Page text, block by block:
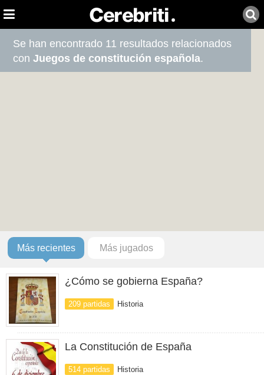
Se han encontrado 11 resultados relacionados
conJuegos de constitución española.
Más recientes Más jugados
¿Cómo se gobierna España?
209 partidas Historia
La Constitución de España
514 partidas Historia